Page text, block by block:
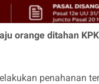
orange ditahan
penahanan